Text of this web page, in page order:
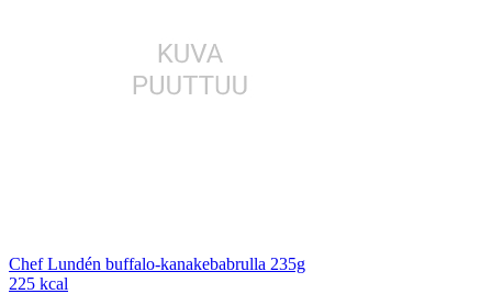
Chef Lundén buffalo-kanakebabrulla 235g
225 kcal